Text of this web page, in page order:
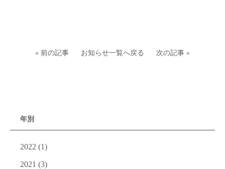
« 前の記事 お知らせ一覧へ戻る 次の記事 »
年別
2022 (1)
2021 (3)